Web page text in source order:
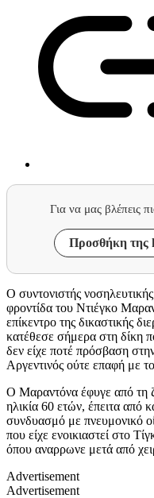
Για να μας βλέπεις
Προσθήκη της
Ο συντονιστής
φροντίδα του Ντιέγκο
επίκεντρο της δικαστικής
κατέθεσε σήμερα στη δίκη
δεν είχε ποτέ πρόσβαση
Αργεντινός ούτε επαφή με
Ο Μαραντόνα έφυγε από τη
ηλικία 60 ετών, έπειτα από
συνδυασμό με πνευμονικό
που είχε ενοικιαστεί στο
όπου αναρρωνε μετά από
Advertisement
Advertisement